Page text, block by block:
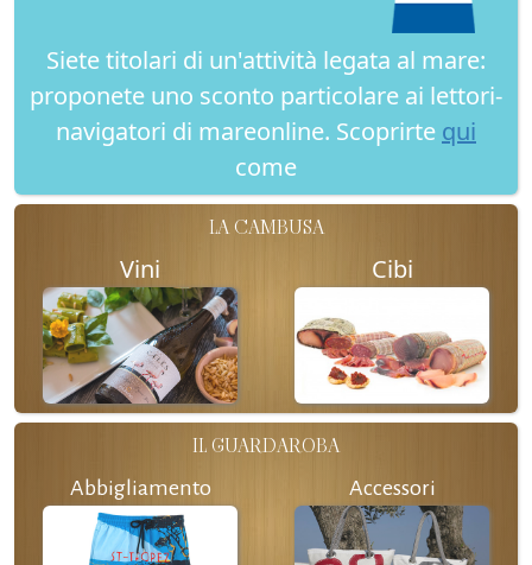
Siete titolari di un'attività legata al mare:
proponete uno sconto particolare ai lettori-
navigatori di mareonline. Scoprirte qui
come
LA CAMBUSA
Vini Cibi
IL GUARDAROBA
Abbigliamento Accessori